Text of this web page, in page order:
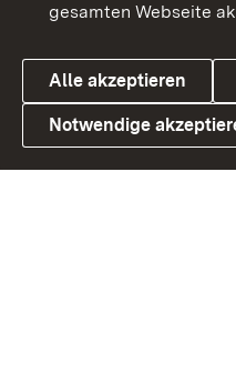
Link zum Landesportal
Cookies
gesamten Webseite
Alle akzeptieren
Notwendige